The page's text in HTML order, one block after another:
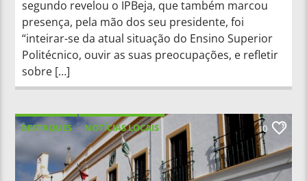
segundo revelou o IPBeja, que também marcou
presença, pela mão dos seu presidente, foi
“inteirar-se da atual situação do Ensino Superior
Politécnico, ouvir as suas preocupações, e refletir
sobre […]
DESTAQUES
NOTÍCIAS LOCAIS
NOTÍCIAS NACIONAIS
0